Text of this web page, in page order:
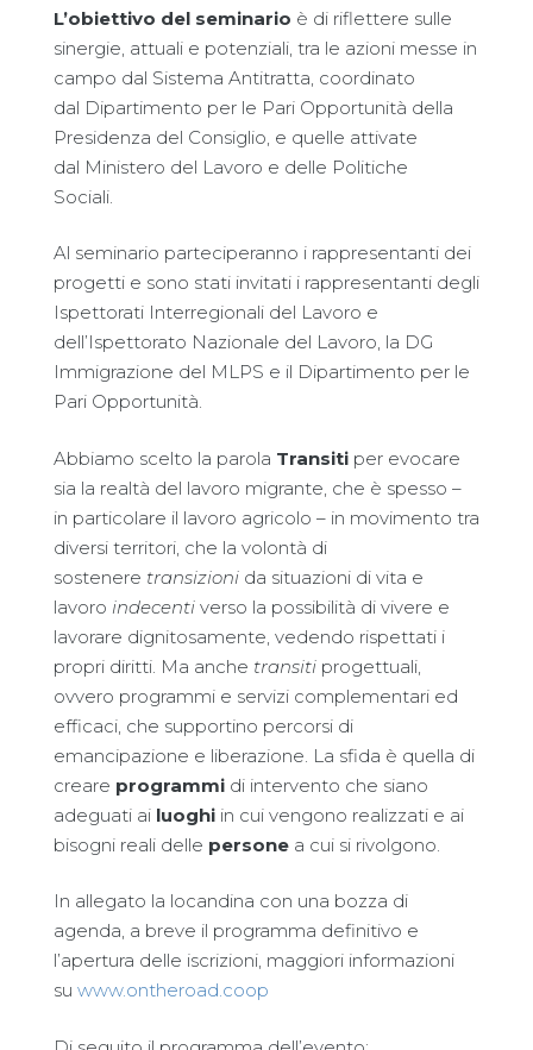
L’obiettivo del seminario è di riflettere sulle
sinergie, attuali e potenziali, tra le azioni messe in
campo dal Sistema Antitratta, coordinato
dal Dipartimento per le Pari Opportunità della
Presidenza del Consiglio, e quelle attivate
dal Ministero del Lavoro e delle Politiche
Sociali.
Al seminario parteciperanno i rappresentanti dei
progetti e sono stati invitati i rappresentanti degli
Ispettorati Interregionali del Lavoro e
dell’Ispettorato Nazionale del Lavoro, la DG
Immigrazione del MLPS e il Dipartimento per le
Pari Opportunità.
Abbiamo scelto la parola Transiti per evocare
sia la realtà del lavoro migrante, che è spesso –
in particolare il lavoro agricolo – in movimento tra
diversi territori, che la volontà di
sostenere transizioni da situazioni di vita e
lavoro indecenti verso la possibilità di vivere e
lavorare dignitosamente, vedendo rispettati i
propri diritti. Ma anche transiti progettuali,
ovvero programmi e servizi complementari ed
efficaci, che supportino percorsi di
emancipazione e liberazione. La sfida è quella di
creare programmi di intervento che siano
adeguati ai luoghi in cui vengono realizzati e ai
bisogni reali delle persone a cui si rivolgono.
In allegato la locandina con una bozza di
agenda, a breve il programma definitivo e
l’apertura delle iscrizioni, maggiori informazioni
su www.ontheroad.coop